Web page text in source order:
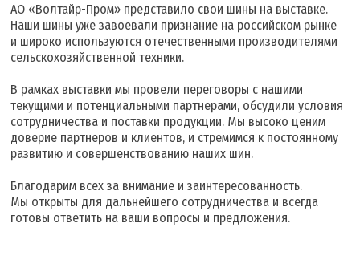
АО «Волтайр-Пром» представило свои шины на выставке.
Наши шины уже завоевали признание на российском рынке
и широко используются отечественными производителями
сельскохозяйственной техники.
В рамках выставки мы провели переговоры с нашими
текущими и потенциальными партнерами, обсудили условия
сотрудничества и поставки продукции. Мы высоко ценим
доверие партнеров и клиентов, и стремимся к постоянному
развитию и совершенствованию наших шин.
Благодарим всех за внимание и заинтересованность.
Мы открыты для дальнейшего сотрудничества и всегда
готовы ответить на ваши вопросы и предложения.